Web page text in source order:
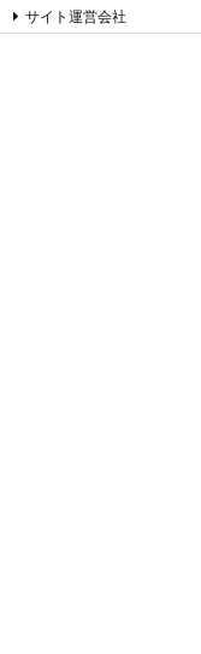
サイト運営会社